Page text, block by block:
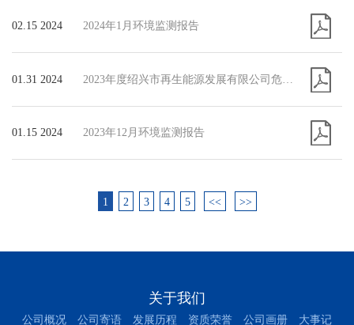
02.15 2024 2024年1月环境监测报告
01.31 2024
01.15 2024 2023年12月环境监测报告
1 2 3 4 5 << >>
关于我们
公司概况 公司寄语 发展历程 资质荣誉 公司画册 大事记